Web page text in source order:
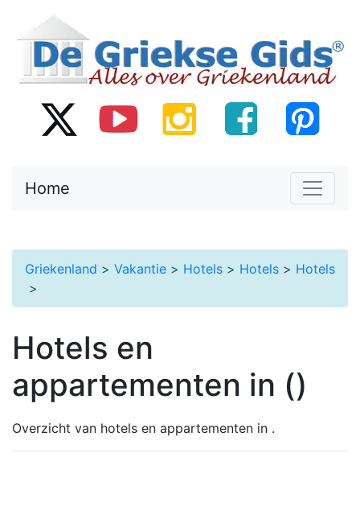
Home
Griekenland > Vakantie > Hotels > Hotels > Hotels
>
Hotels en
appartementen in ()
Overzicht van hotels en appartementen in .